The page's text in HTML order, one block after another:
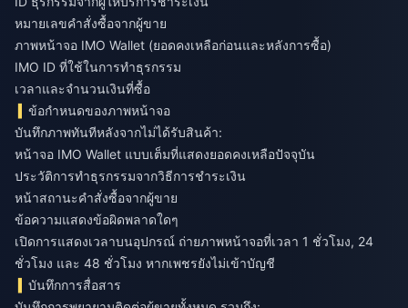
หมายเลขคำสั่งซื้อจากผู้ขาย
ภาพหน้าจอ IMO Wallet (ยอดคงเหลือก่อนและหลังการซื้อ)
IMO ID ที่ใช้ในการทำธุรกรรม
เวลาและจำนวนเงินที่ซื้อ
ข้อกำหนดของภาพหน้าจอ
บันทึกภาพทันทีหลังจากไม่ได้รับสินค้า:
หน้าจอ IMO Wallet แบบเต็มที่แสดงยอดคงเหลือปัจจุบัน
ประวัติการทำธุรกรรมจากวิธีการชำระเงิน
หน้าสถานะคำสั่งซื้อจากผู้ขาย
ข้อความแสดงข้อผิดพลาดใดๆ
เปิดการแสดงเวลาบนอุปกรณ์ ถ่ายภาพหน้าจอที่เวลา 1 ชั่วโมง, 24
ชั่วโมง และ 48 ชั่วโมง หากเพชรยังไม่เข้าบัญชี
บันทึกการสื่อสาร